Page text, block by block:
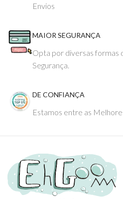
Envios
MAIOR SEGURANÇA
Opta por diversas formas
Segurança.
DE CONFIANÇA
Estamos entre as